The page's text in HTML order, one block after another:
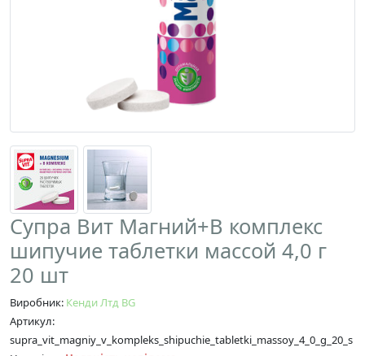
Супра Вит Магний+В комплекс
шипучие таблетки массой 4,0 г
20 шт
Виробник: Кенди Лтд BG
Артикул:
supra_vit_magniy_v_kompleks_shipuchie_tabletki_massoy_4_0_g_20_s